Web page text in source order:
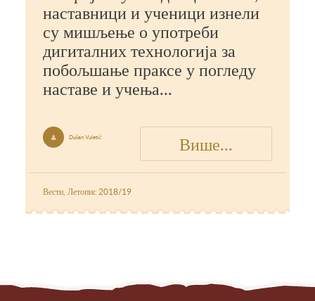
наставници и ученици изнели
су мишљење о употреби
дигиталних технологија за
побољшање праксе у погледу
наставе и учења...
Више...
 Dušan Vuletić
Вести, Летопис 2018/19